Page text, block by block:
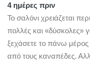
4 ημέρες πριν
Το σαλόνι χρειάζεται
πολλές και «δύσκολες»
ξεχάσετε το πάνω μέρος
από τους καναπέδες.